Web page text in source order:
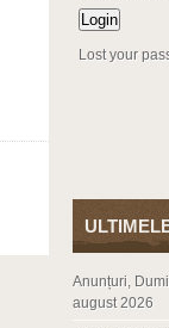
Lost your
Anunțuri,
august 2026